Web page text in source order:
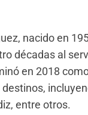
nacido en
décadas al
en 2018
entre otros.